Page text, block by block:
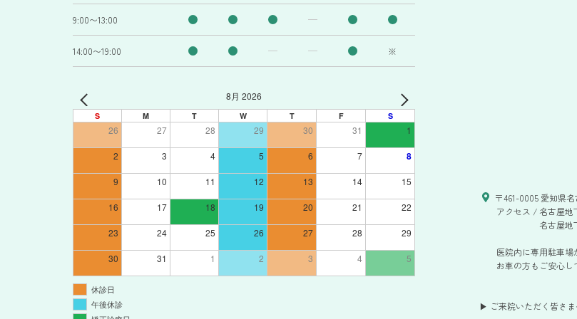
9:00〜13:00
14:00〜19:00 ※
8月 2026
S M T W T F S
26 27 28 29 30 31 1
2 3 4 5 6 7 8
9 10 11 12 13 14 15
16 17 18 19 20 21 22
23 24 25 26 27 28 29
30 31 1 2 3 4 5
休診日
午後休診
〒461-0005 愛知県
アクセス / 名古屋地
名古屋地
医院内に専用駐車場
お車の方もご安心
▶ ご来院いただく皆さま